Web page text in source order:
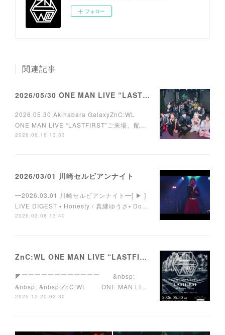
フォロー
関連記事
2026/05/30 ONE MAN LIVE “LASTFIRST”
2026.05.30 Akihabara GalaxyZnC:WL
ONE MAN LIVE “LASTFIRST”ご来場、配…
2026.06.16 13:33
2026/03/01 川崎セルビアンナイト
━2026.03.01 川崎セルビアンナイト━[ ▶︎ ]
LIVE DIGEST ▪︎ Honesty / 真継ゆうさ▪︎ Do…
2026.03.08 13:40
ZnC:WL ONE MAN LIVE “LASTFIRST”
◤￣￣￣￣￣￣￣￣￣￣￣￣ &nbsp;
&nbsp; &nbsp;ZnC:WL ONE MAN LI…
2025.12.20 02:30